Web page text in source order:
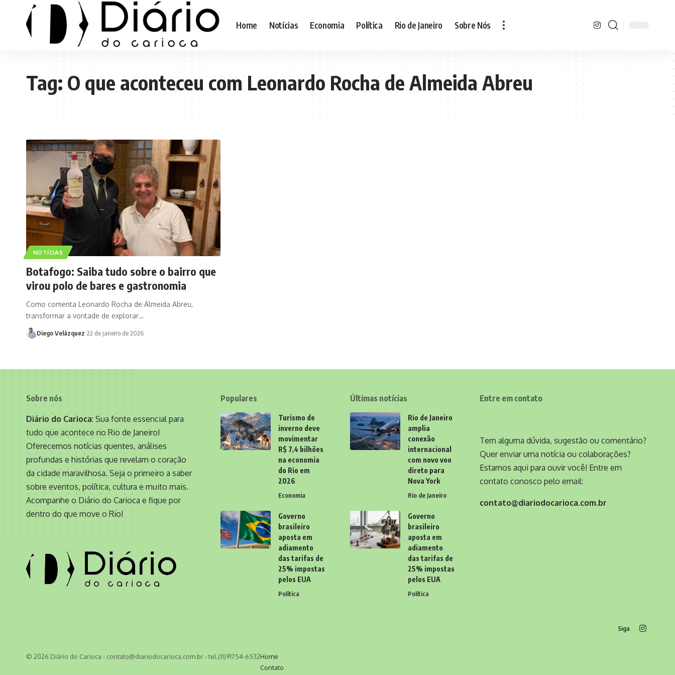
Home Notícias Economia Política Rio de Janeiro Sobre Nós
Tag:O que aconteceu com Leonardo Rocha de Almeida Abreu
NOTÍCIAS
Botafogo: Saiba tudo sobre o bairro que
virou polo de bares e gastronomia
Como comenta Leonardo Rocha de Almeida Abreu,
transformar a vontade de explorar…
Diego Velázquez 22 de janeiro de 2026
Sobre nós
Diário do Carioca: Sua fonte essencial para
tudo que acontece no Rio de Janeiro!
Oferecemos notícias quentes, análises
profundas e histórias que revelam o coração
da cidade maravilhosa. Seja o primeiro a saber
sobre eventos, política, cultura e muito mais.
Acompanhe o Diário do Carioca e fique por
dentro do que move o Rio!
Populares
Turismo de
inverno deve
movimentar
R$ 7,4 bilhões
na economia
do Rio em
2026
Economia
Governo
brasileiro
aposta em
adiamento
das tarifas de
25% impostas
pelos EUA
Política
Últimas notícias
Rio de Janeiro
amplia
conexão
internacional
com novo voo
direto para
Nova York
Rio de Janeiro
Governo
brasileiro
aposta em
adiamento
das tarifas de
25% impostas
pelos EUA
Política
Entre em contato
Tem alguma dúvida, sugestão ou comentário?
Quer enviar uma notícia ou colaborações?
Estamos aqui para ouvir você! Entre em
contato conosco pelo email:
contato@diariodocarioca.com.br
Siga
© 2026 Diário do Carioca - contato@diariodocarioca.com.br- tel.(11)91754-6532Home
Contato